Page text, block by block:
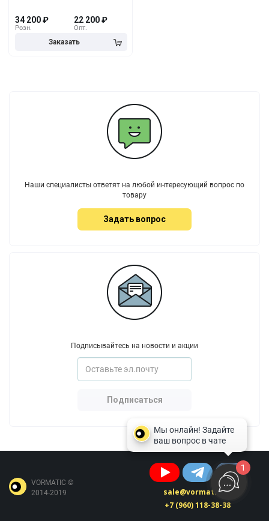
Розн.
34 200₽
Опт.
22 200 ₽
Наши специалисты ответят на любой интересующий вопрос по
товару
Задать вопрос
Подписывайтесь на новости и акции
Подписаться
VORMATIC ©
2014-2019
sale@vormatic.ru
+7 (960) 118-38-38
1